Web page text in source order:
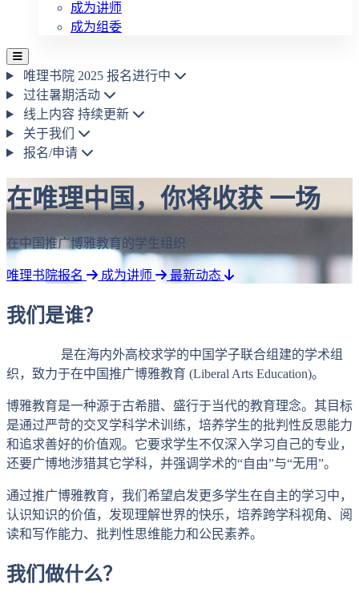
成为讲师
成为组委
唯理书院 2025 报名进行中
过往暑期活动
线上内容 持续更新
关于我们
报名/申请
在唯理中国，你将收获
在中国推广博雅教育的学生组织
唯理书院报名 成为讲师 最新动态
我们是谁？
是在海内外高校求学的中国学子联合组建的学术组
织，致力于在中国推广博雅教育 (Liberal Arts Education)。
博雅教育是一种源于古希腊、盛行于当代的教育理念。其目标
是通过严苛的交叉学科学术训练，培养学生的批判性反思能力
和追求善好的价值观。它要求学生不仅深入学习自己的专业，
还要广博地涉猎其它学科，并强调学术的“自由”与“无用”。
通过推广博雅教育，我们希望启发更多学生在自主的学习中，
认识知识的价值，发现理解世界的快乐，培养跨学科视角、阅
读和写作能力、批判性思维能力和公民素养。
我们做什么？